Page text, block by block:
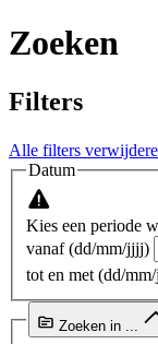
Zoeken
Filters
Alle filters
Datum
Kies een periode
vanaf (dd/mm/jjjj)
tot en met (dd/
Zoeken in ...